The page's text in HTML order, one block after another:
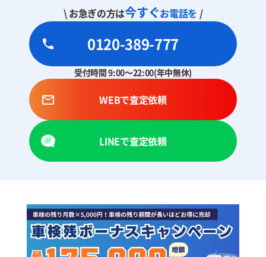
\ お急ぎの方は今すぐお電話を /
0120-389-777
受付時間 9:00～22:00(年中無休)
WEBで査定依頼
LINEで査定依頼